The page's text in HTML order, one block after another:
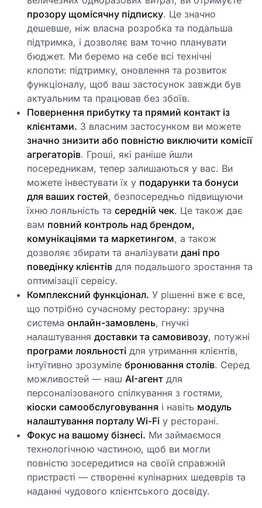
прозору щомісячну підписку. Це значно
дешевше, ніж власна розробка та подальша
підтримка, і дозволяє вам точно планувати
бюджет. Ми беремо на себе всі технічні
клопоти: підтримку, оновлення та розвиток
функціоналу, щоб ваш застосунок завжди був
актуальним та працював без збоїв.
Повернення прибутку та прямий контакт із
клієнтами. З власним застосунком ви можете
значно знизити або повністю виключити комісії
агрегаторів. Гроші, які раніше йшли
посередникам, тепер залишаються у вас. Ви
можете інвестувати їх у подарунки та бонуси
для ваших гостей, безпосередньо підвищуючи
їхню лояльність та середній чек. Це також дає
вам повний контроль над брендом,
комунікаціями та маркетингом, а також
дозволяє збирати та аналізувати дані про
поведінку клієнтів для подальшого зростання та
оптимізації сервісу.
Комплексний функціонал. У рішенні вже є все,
що потрібно сучасному ресторану: зручна
система онлайн-замовлень, гнучкі
налаштування доставки та самовивозу, потужні
програми лояльності для утримання клієнтів,
інтуїтивно зрозуміле бронювання столів. Серед
можливостей — наш AI-агент для
персоналізованого спілкування з гостями,
кіоски самообслуговування і навіть модуль
налаштування порталу Wi-Fi у ресторані.
Фокус на вашому бізнесі. Ми займаємося
технологічною частиною, щоб ви могли
повністю зосередитися на своїй справжній
пристрасті — створенні кулінарних шедеврів та
наданні чудового клієнтського досвіду.